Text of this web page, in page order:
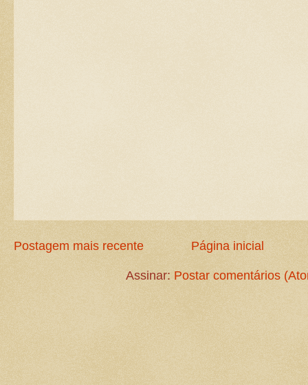
Postagem mais recente Página inicial
Assinar: Postar comentários